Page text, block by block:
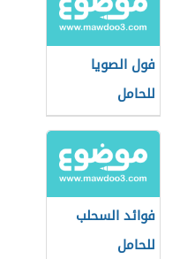
فول الصويا
للحامل
فوائد السحلب
للحامل